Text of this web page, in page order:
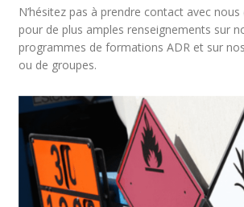
N’hésitez pas à prendre contact avec nous
pour de plus amples renseignements sur
programmes de formations ADR et sur
ou de groupes.